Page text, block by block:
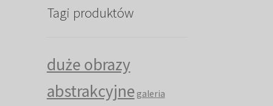
Tagi produktów
duże obrazy
abstrakcyjne galeria